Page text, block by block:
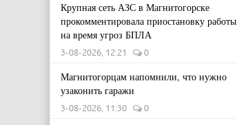
Крупная сеть АЗС в Магнитогорске
прокомментировала приостановку работы
на время угроз БПЛА
3-08-2026, 12:21 0
Магнитогорцам напомнили, что нужно
узаконить гаражи
3-08-2026, 11:30 0